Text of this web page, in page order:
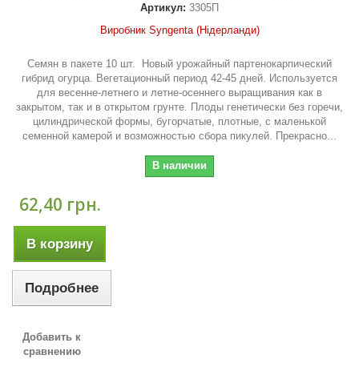
Артикул: 3305П
Виробник Syngenta (Нідерланди)
Семян в пакете 10 шт. Новый урожайный партенокарпический
гибрид огурца. Вегетационный период 42-45 дней. Используется
для весенне-летнего и летне-осеннего выращивания как в
закрытом, так и в открытом грунте. Плоды генетически без горечи,
цилиндрической формы, бугорчатые, плотные, с маленькой
семенной камерой и возможностью сбора пикулей. Прекрасно...
В наличии
62,40 грн.
В корзину
Подробнее
Добавить к
сравнению